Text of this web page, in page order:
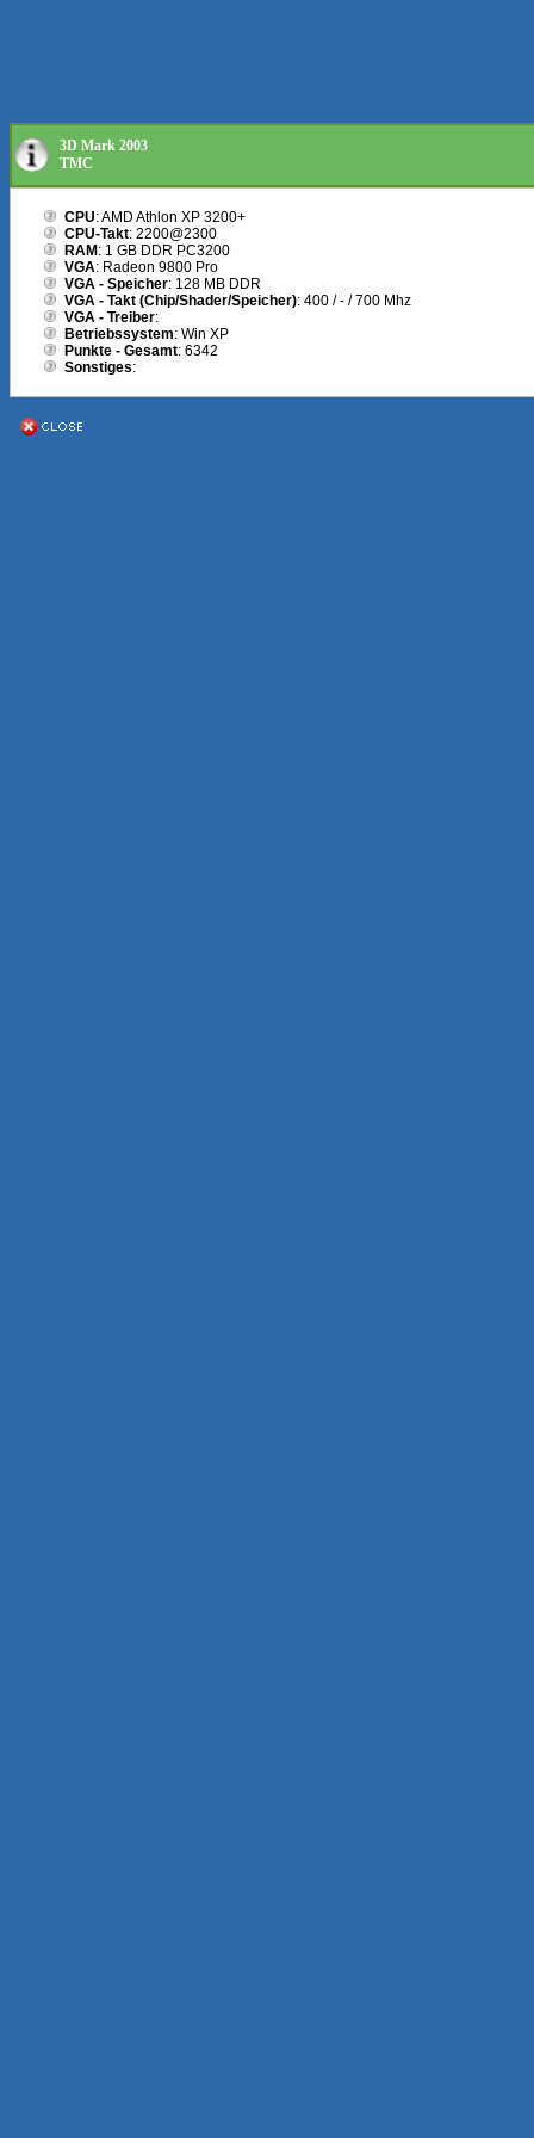
3D Mark 2003
TMC
CPU: AMD Athlon XP 3200+
CPU-Takt: 2200@2300
RAM : 1 GB DDR PC3200
VGA: Radeon 9800 Pro
VGA - Speicher: 128 MB DDR
VGA - Takt (Chip/Shader/Speicher): 400 / - / 700 Mhz
VGA - Treiber:
Betriebssystem: Win XP
Punkte - Gesamt: 6342
Sonstiges: